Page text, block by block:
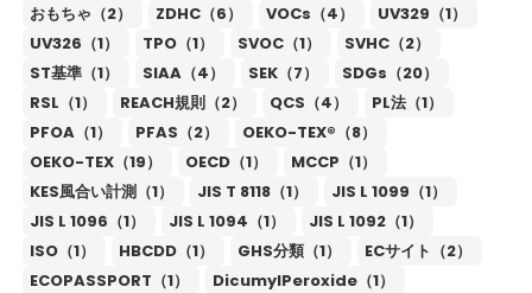
おもちゃ（2）
ZDHC（6） VOCs（4）
UV329（1）
UV326（1）
TPO（1） SVOC（1）
SVHC（2）
ST基準（1）
SIAA（4） SEK（7）
SDGs（20）
RSL（1）
REACH規則（2） QCS（4）
PL法（1）
PFOA（1）
PFAS（2）
OEKO-TEX®（8）
OEKO-TEX（19）
OECD（1）
MCCP（1）
KES風合い計測（1）
JIS T 8118（1）
JIS L 1099（1）
JIS L 1096（1）
JIS L 1094（1）
JIS L 1092（1）
ISO（1）
HBCDD（1） GHS分類（1）
ECサイト（2）
ECOPASSPORT（1）
DicumylPeroxide（1）